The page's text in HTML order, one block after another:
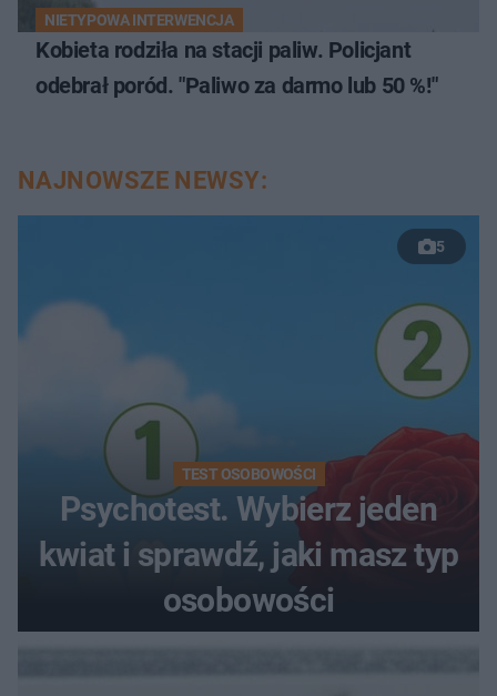
NIETYPOWA INTERWENCJA
Kobieta rodziła na stacji paliw. Policjant
odebrał poród. "Paliwo za darmo lub 50 %!"
NAJNOWSZE NEWSY:
5
TEST OSOBOWOŚCI
Psychotest. Wybierz jeden
kwiat i sprawdź, jaki masz typ
osobowości